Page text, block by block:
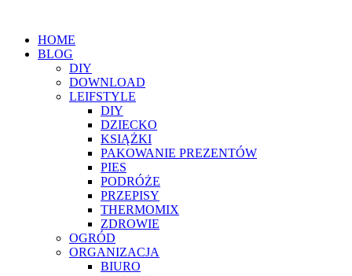
HOME
BLOG
DIY
DOWNLOAD
LEIFSTYLE
DIY
DZIECKO
KSIĄŻKI
PAKOWANIE PREZENTÓW
PIES
PODRÓŻE
PRZEPISY
THERMOMIX
ZDROWIE
OGRÓD
ORGANIZACJA
BIURO